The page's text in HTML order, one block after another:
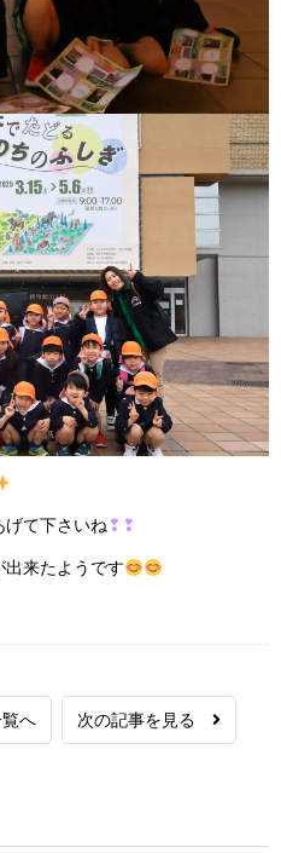
げて下さいね❢❢
来たようです
へ 次の記事を見る